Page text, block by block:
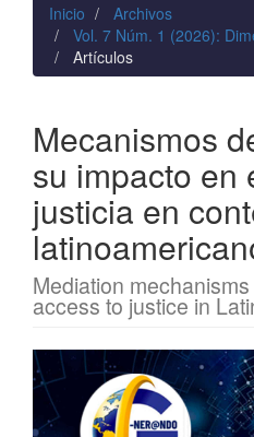
Inicio
Archivos
Vol. 7 Núm. 1 (2026):
Artículos
Mecanismos
su impacto en
justicia en
Mediation
access to justice in
Barra
lateral